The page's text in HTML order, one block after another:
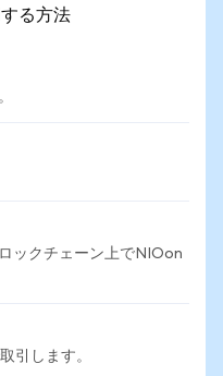
る方法
ックチェーン上でNIOon
引します。